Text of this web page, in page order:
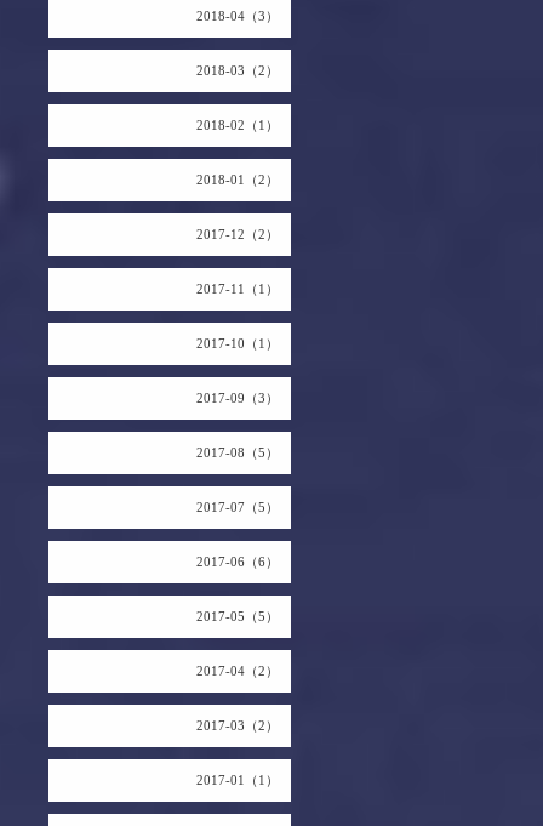
2018-04（3）
2018-03（2）
2018-02（1）
2018-01（2）
2017-12（2）
2017-11（1）
2017-10（1）
2017-09（3）
2017-08（5）
2017-07（5）
2017-06（6）
2017-05（5）
2017-04（2）
2017-03（2）
2017-01（1）